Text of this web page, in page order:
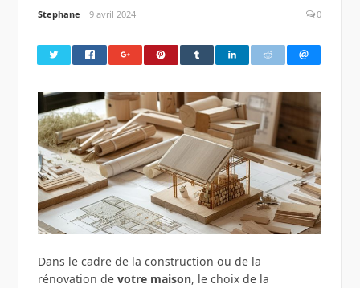
Stephane 9 avril 2024 0
Dans le cadre de la construction ou de la
rénovation de votre maison, le choix de la